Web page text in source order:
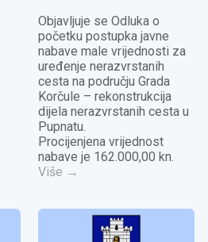
Objavljuje se Odluka o
početku postupka javne
nabave male vrijednosti za
uređenje nerazvrstanih
cesta na području Grada
Korčule – rekonstrukcija
dijela nerazvrstanih cesta u
Pupnatu.
Procijenjena vrijednost
nabave je 162.000,00 kn.
Više →